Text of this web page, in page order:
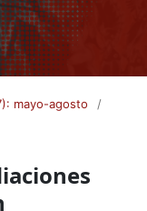
mayo-agosto
/